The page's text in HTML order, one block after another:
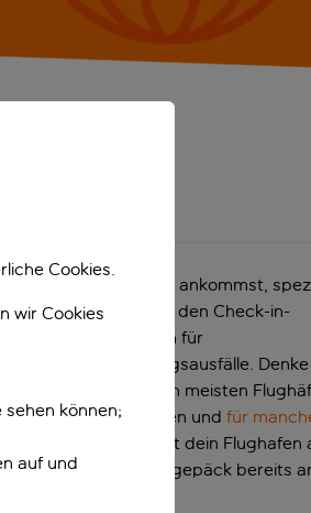
früh am Flughafen ankommst,
der Andrang an den Check-in-
genügend Zeit ein für
wie Staus oder Zugsausfälle. Denke
an den meisten
manchen Flughäfen und für
Eventuell bietet dein Flughafen
wo du dein Aufgabegepäck bereits
Cookies.
wir Cookies
können;
auf und